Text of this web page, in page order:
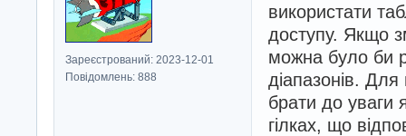
Зареєстрований: 2023-12-01
Повідомлень: 888
використати
доступу. Якщо
можна було би
діапазонів.
брати до уваги
гілках, що